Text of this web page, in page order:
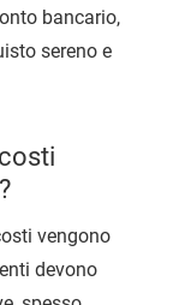
bancario,
sereno e
vengono
devono